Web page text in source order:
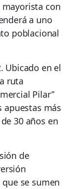
mayorista con
a uno
poblacional
Ubicado en el
ruta
Pilar”
apuestas más
30 años en
de
se sumen